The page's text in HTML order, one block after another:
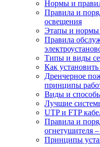
Нормы и
Правила и
освещения
Этапы и нормы
Правила
Типы и виды
Как
Дренчерное
принципы
Виды и
Лучшие
UTP и FTP
Правила и
огнетушителя
Принципы